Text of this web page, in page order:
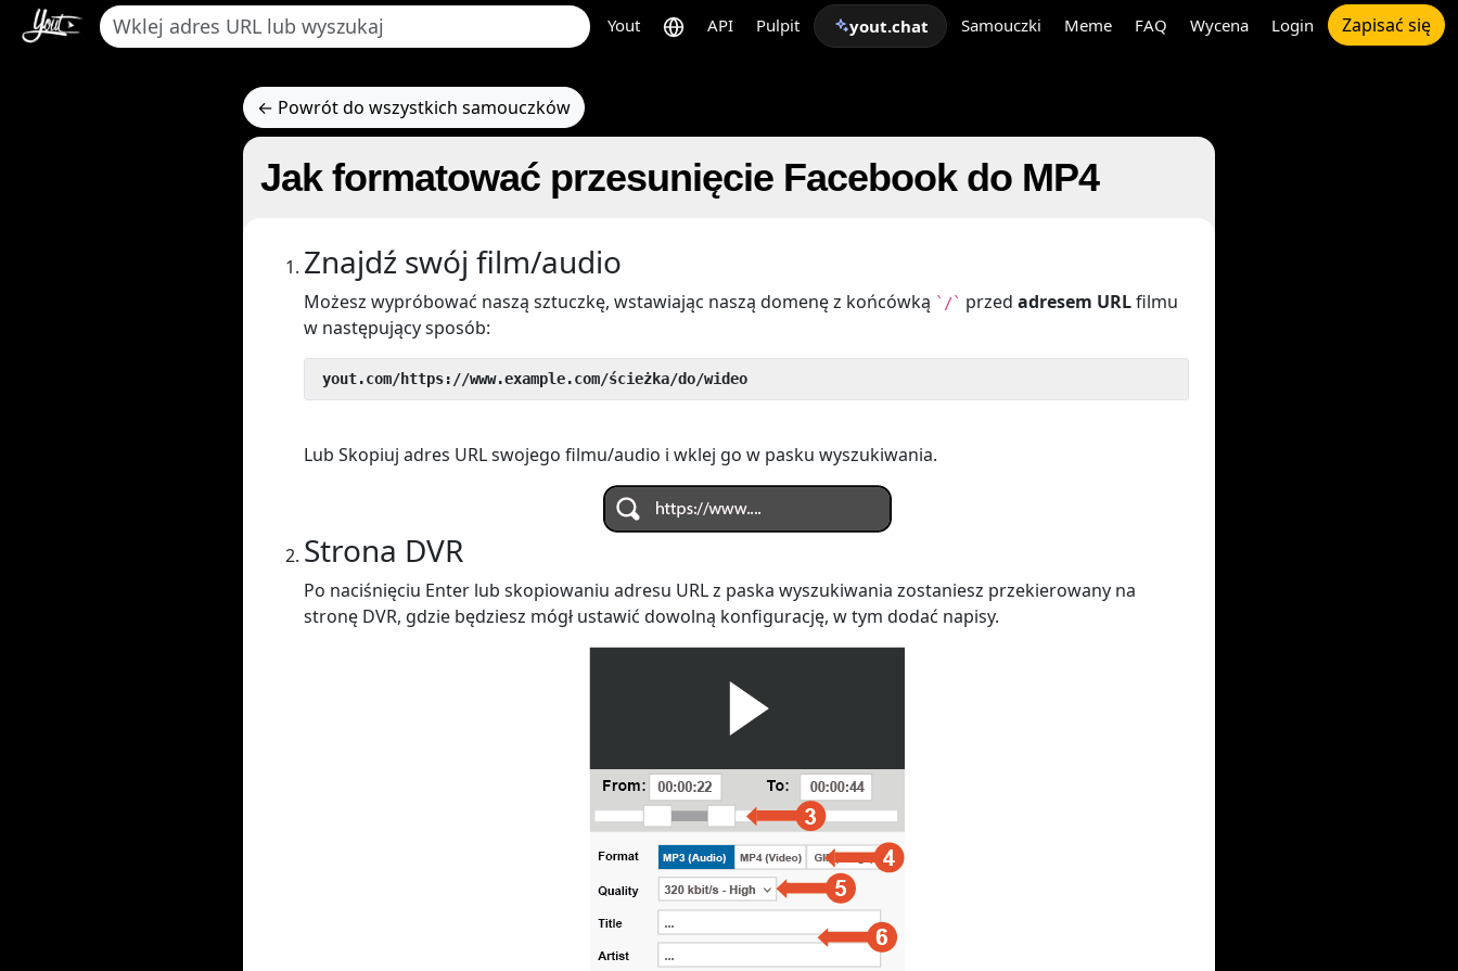
Yout API Pulpit yout.chat Samouczki Meme FAQ Wycena Login Zapisać się
← Powrót do wszystkich samouczków
Jak formatować przesunięcie Facebook do MP4
Znajdź swój film/audio
Możesz wypróbować naszą sztuczkę, wstawiając naszą domenę z końcówką `/` przed adresem URLfilmu
w następujący sposób:
yout.com/https://www.example.com/ścieżka/do/wideo
Lub Skopiuj adres URL swojego filmu/audio i wklej go w pasku wyszukiwania.
Strona DVR
Po naciśnięciu Enter lub skopiowaniu adresu URL z paska wyszukiwania zostaniesz przekierowany na
stronę DVR, gdzie będziesz mógł ustawić dowolną konfigurację, w tym dodać napisy.